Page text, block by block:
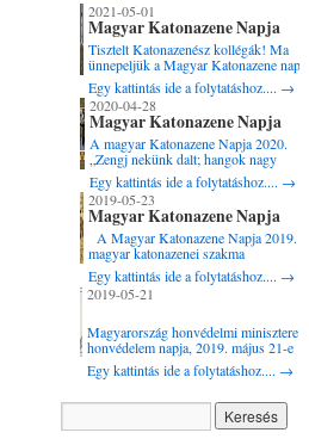
2021-05-01
Magyar Katonazene Napja
2021.
Tisztelt Katonazenész kollégák! Ma
ünnepeljük a Magyar Katonazene napját,
amely a kiváló katonakarmester és
világhírű zeneszerző Lehár Ferenc
születésnapjához kötődik. Ezen a jeles
ünnepnapon nagy tisztelettel köszöntök
minden aktív és nyugállományú
katonamuzsikust, zenészeket,
karmestereket és a mindennapi
munkánkat segítő munkatársainkat …
Egy kattintás ide a folytatáshoz.... →
2020-04-28
Magyar Katonazene Napja
2020.
A magyar Katonazene Napja 2020.
„Zengj nekünk dalt; hangok nagy
tanárja, És ha zengesz a múlt napiról,
Légyen hangod a vész zongorája,
Melyben a harc mennydörgése szól, S
árja közben a szilaj zenének Riadozzon
diadalmi
ének.”
Vörösmarty Mihály …
Egy kattintás ide a folytatáshoz.... →
2019-05-23
Magyar Katonazene Napja
2019.
A Magyar Katonazene Napja 2019. A
magyar katonazenei szakma
hagyományos keretek között ünnepelte
fegyvernemi napját, amelynek központi
rendezvénye az MH vitéz Szurmay
kezdődött. A laktanya szoborparkjában
Kovács István őrnagy, a
Hódmezővásárhely Helyőrségi Zenekar
karmestere osztotta …
Egy kattintás ide a folytatáshoz.... →
2019-05-21
Magyarország honvédelmi minisztere a
honvédelem napja, 2019. május 21-e
alkalmából a honvédelem egészét érintő
kiemelkedően eredményes munkája –
fenntartásának, a személyi állomány
kiképzésének, nevelésének és
Egy kattintás ide a folytatáshoz.... →